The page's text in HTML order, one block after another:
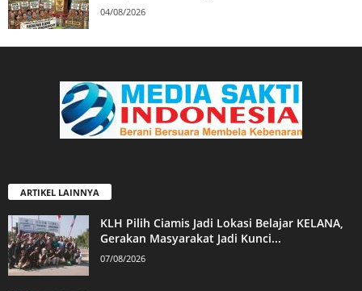
04/08/2026
ARTIKEL LAINNYA
KLH Pilih Ciamis Jadi Lokasi Belajar KELANA,
Gerakan Masyarakat Jadi Kunci...
07/08/2026